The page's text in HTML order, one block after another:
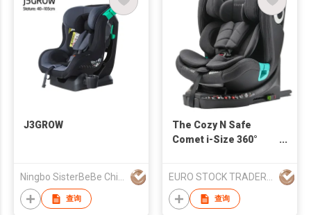
J3GROW
Ningbo SisterBeBe Childcare Technology Co., Ltd.
查询
The Cozy N Safe
Comet i-Size 360°
EURO STOCK TRADERS LTD
查询